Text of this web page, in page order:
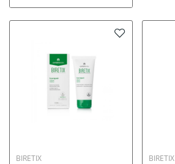
BIRETIX BIRETIX